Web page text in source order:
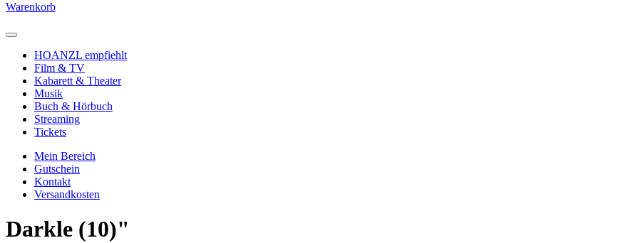
Warenkorb
HOANZL empfiehlt
Film & TV
Kabarett & Theater
Musik
Buch & Hörbuch
Streaming
Tickets
Mein Bereich
Gutschein
Kontakt
Versandkosten
Darkle (10)"